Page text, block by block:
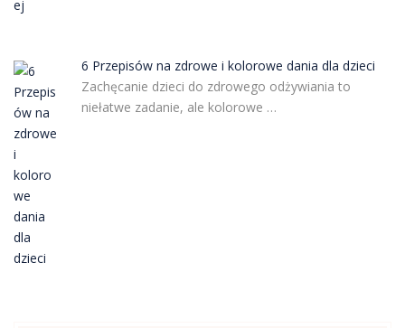
6 Przepisów na zdrowe i kolorowe dania dla dzieci
Zachęcanie dzieci do zdrowego odżywiania to
niełatwe zadanie, ale kolorowe …